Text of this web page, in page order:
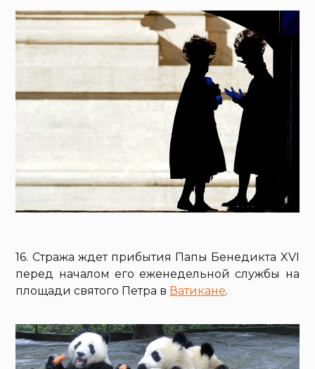
16. Стража ждет прибытия Папы Бенедикта XVI
перед началом его еженедельной службы на
площади святого Петра в Ватикане.